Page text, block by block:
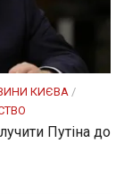
КИЄВА /
Путіна до